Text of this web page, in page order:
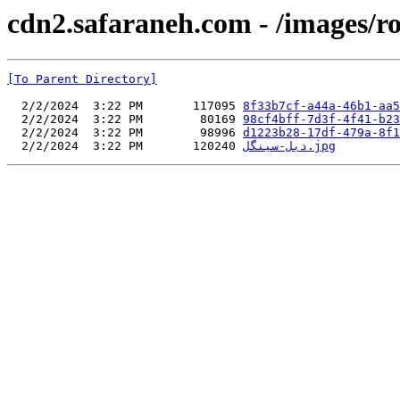
cdn2.safaraneh.com - /images/
[To Parent Directory]
  2/2/2024  3:22 PM       117095
8f33b7cf-a44a-46b1-
  2/2/2024  3:22 PM        80169
98cf4bff-7d3f-4f41-
  2/2/2024  3:22 PM        98996
d1223b28-17df-479a-
  2/2/2024  3:22 PM       120240
دبل-سینگل.jpg